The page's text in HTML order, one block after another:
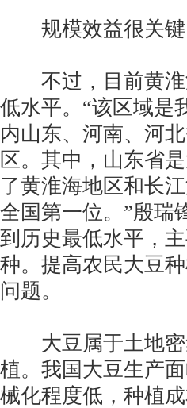
规模效益很关键
不过，目前黄淮
低水平。“该区域是
内山东、河南、河
区。其中，山东省
了黄淮海地区和长
全国第一位。”殷瑞
到历史最低水平，
种。提高农民大豆
问题。
大豆属于土地密
植。我国大豆生产
械化程度低，种植